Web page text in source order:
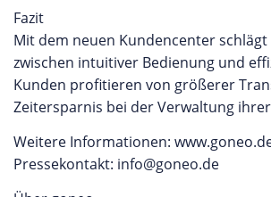
Fazit
Mit dem neuen Kundencenter
zwischen intuitiver Bedienung und
Kunden profitieren von größerer
Zeitersparnis bei der Verwaltung
Weitere Informationen:
Pressekontakt: info@goneo.de